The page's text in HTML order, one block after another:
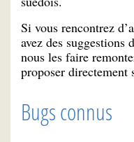
Si vous rencontrez
avez des suggestions
nous les faire
proposer directement
Bugs connus